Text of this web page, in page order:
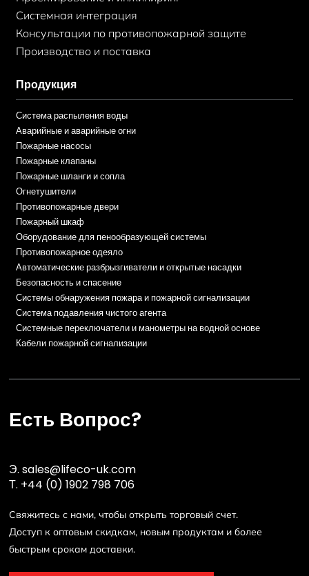
Системная интеграция
Консультации по противопожарной защите
Производство и поставка
Продукция
Система распыления воды
Аварийные и аварийные огни
Пожарные насосы
Пожарные клапаны
Пожарные шланги и сопла
Огнетушители
Противопожарные двери
Пожарный шкаф
Оборудование для пенообразующей системы
Противопожарное одеяло
Автоматические разбрызгиватели и открытые насадки
Безопасность и спасение
Системы обнаружения пожара и пожарной сигнализации
Система подавления чистого агента
Системные переключатели и манометры на водной основе
Кабели пожарной сигнализации
Есть Вопрос?
Э.sales@lifeco-uk.com
Т. +44 (0) 1902 798 706
Свяжитесь с нами, чтобы открыть торговый счет.
Доступ к оптовым скидкам, новым продуктам и более
быстрым срокам доставки.